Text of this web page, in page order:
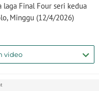
laga Final Four seri kedua
Minggu (12/4/2026)
video